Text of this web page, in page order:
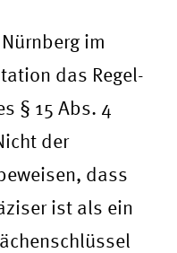
im
das Regel-
§ 15 Abs. 4
der
dass
ist als ein